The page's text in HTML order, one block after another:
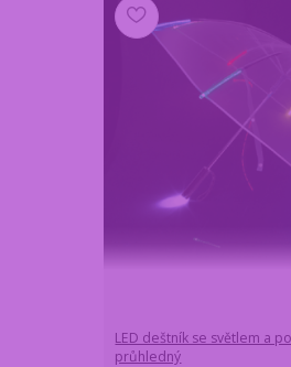
LED deštník se světlem a
průhledný